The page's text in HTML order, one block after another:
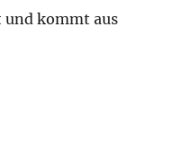
und kommt aus